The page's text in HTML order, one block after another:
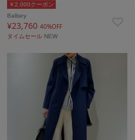
￥2,000クーポン
Ballsey
¥23,760 40%OFF
タイムセール NEW